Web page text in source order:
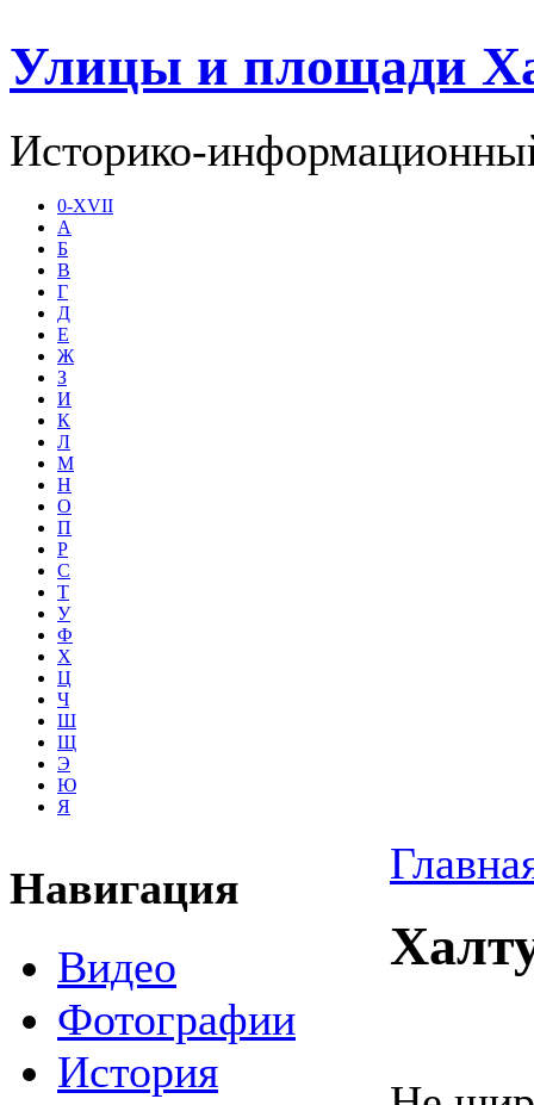
Улицы и площади
Историко-
0-XVII
А
Б
В
Г
Д
Е
Ж
З
И
К
Л
М
Н
О
П
Р
С
Т
У
Ф
Х
Ц
Ч
Ш
Щ
Э
Ю
Я
Навигация
Видео
Фотографии
История